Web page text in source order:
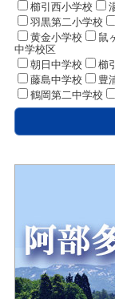
櫛引西小学校
羽黒第二小学校
黄金小学校
鼠
中学校区
朝日中学校
櫛
藤島中学校
豊
鶴岡第二中学校